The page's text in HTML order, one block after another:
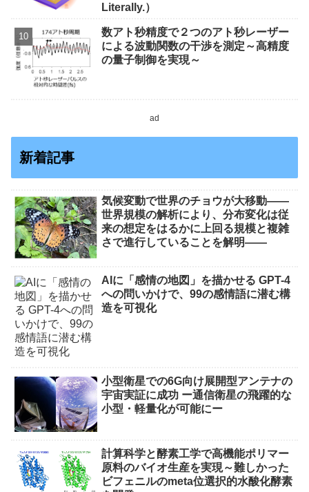
Literally.）
数アト秒精度で２つのアト秒レーザー
による波動関数の干渉を測定～高精度
の量子制御を実現～
ad
新着記事
気候変動で世界のチョウが大移動――
世界規模の解析により、分布変化は従
来の想定をはるかに上回る規模と複雑
さで進行していることを解明――
AIに「感情の地図」を描かせる GPT-4
への問いかけで、99の感情語に潜む構
造を可視化
小型衛星での6G向け展開型アンテナの
宇宙実証に成功 ー通信衛星の飛躍的な
小型・軽量化が可能にー
計算科学と酵素工学で高機能ポリマー
原料のバイオ生産を実現～難しかった
ビフェニルのmeta位選択的水酸化酵素